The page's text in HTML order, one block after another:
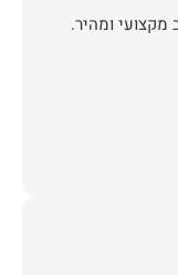
מקצועי ומהיר.